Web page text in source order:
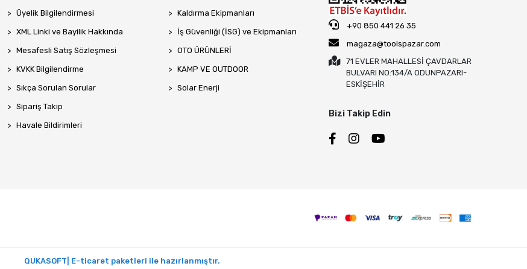
Üyelik Bilgilendirmesi
XML Linki ve Bayilik Hakkında
Mesafesli Satış Sözleşmesi
KVKK Bilgilendirme
Sıkça Sorulan Sorular
Sipariş Takip
Havale Bildirimleri
Kaldırma Ekipmanları
İş Güvenliği (İSG) ve Ekipmanları
OTO ÜRÜNLERİ
KAMP VE OUTDOOR
Solar Enerji
+90 850 441 26 35
magaza@toolspazar.com
71 EVLER MAHALLESİ ÇAVDARLAR
BULVARI NO:134/A ODUNPAZARI-
ESKİŞEHİR
Bizi Takip Edin
QUKASOFT| E-ticaret paketleri ile hazırlanmıştır.